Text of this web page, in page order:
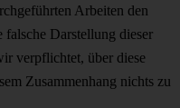
Arbeiten den
falsche Darstellung dieser
verpflichtet, über diese
Zusam­menhang nichts zu